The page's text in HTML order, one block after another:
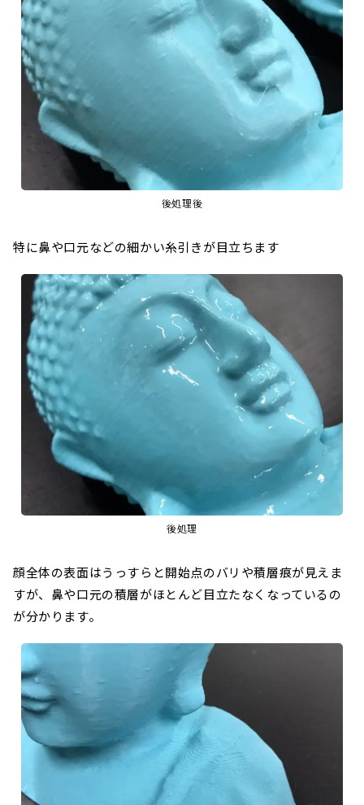
後処理後
特に鼻や口元などの細かい糸引きが目立ちます
後処理
顔全体の表面はうっすらと開始点のバリや積層痕が見えま
すが、鼻や口元の積層がほとんど目立たなくなっているの
が分かります。